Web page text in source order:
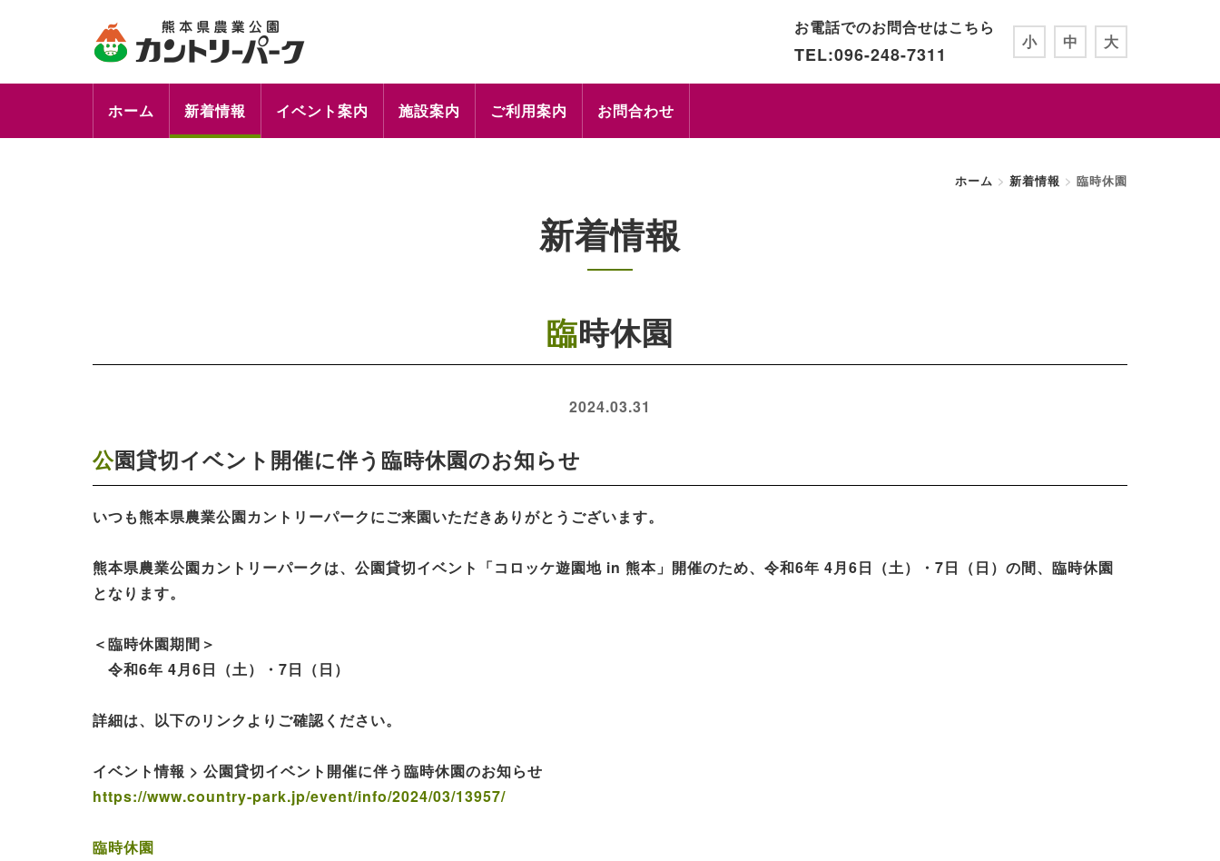
お電話でのお問合せはこちら
TEL:096-248-7311
小 中 大
ホーム 新着情報 イベント案内 施設案内 ご利用案内 お問合わせ
ホーム 新着情報 臨時休園
新着情報
臨時休園
2024.03.31
公園貸切イベント開催に伴う臨時休園のお知らせ
いつも熊本県農業公園カントリーパークにご来園いただきありがとうございます。
熊本県農業公園カントリーパークは、公園貸切イベント「コロッケ遊園地 in 熊本」開催のため、令和6年 4月6日（土）・7日（日）の間、臨時休園
となります。
＜臨時休園期間＞
令和6年 4月6日（土）・7日（日）
詳細は、以下のリンクよりご確認ください。
イベント情報 > 公園貸切イベント開催に伴う臨時休園のお知らせ
https://www.country-park.jp/event/info/2024/03/13957/
臨時休園